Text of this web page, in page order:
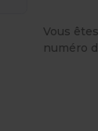
Vous
numéro